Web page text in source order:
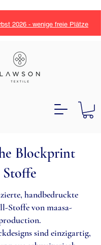
2026 - wenige freie Plätze
Blockprint
Stoffe
handbedruckte
Stoffe von maasa-
sind einzigartig,